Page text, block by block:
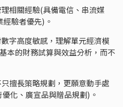
相關經驗(具備電信、串流媒
驗者優先)。
字高度敏感，理解單元經濟模
本的財務試算與效益分析，而不
擅長策略規劃，更願意動手處
化、廣宣品與贈品規劃)。